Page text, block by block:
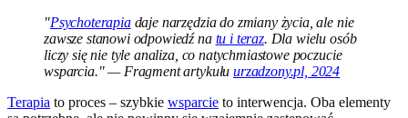
"Psychoterapiadaje narzędzia do zmiany życia, ale nie
zawsze stanowi odpowiedź na tu i teraz. Dla wielu osób
liczy się nie tyle analiza, co natychmiastowe poczucie
wsparcia." — Fragment artykułuurzadzony.pl, 2024
Terapia to proces – szybkie wsparcie to interwencja. Oba elementy